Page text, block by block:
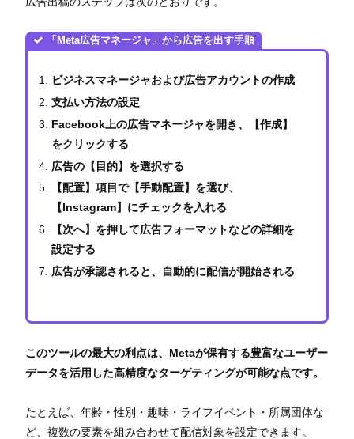
「Meta広告マネージャ」から広告を出す手順
ビジネスマネージャおよび広告アカウントの作成
支払い方法の設定
Facebook上の広告マネージャを開き、【作成】
をクリックする
広告の【目的】を選択する
【配置】項目で【手動配置】を選び、
【Instagram】にチェックを入れる
【次へ】を押して広告フォーマットなどの詳細を
設定する
広告が承認されると、自動的に配信が開始される
このツールの最大の利点は、Metaが保有する豊富なユーザー
データを活用した高精度なターゲティングが可能な点です。
たとえば、年齢・性別・趣味・ライフイベント・所属団体な
ど、複数の要素を組み合わせて配信対象を設定できます。